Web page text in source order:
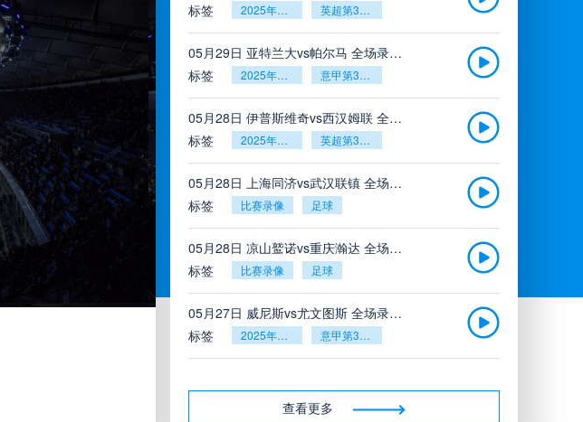
标签
2025年5月26日 英超第38轮
05月29日 亚特兰大vs帕尔马 全场录像回放
标签
2025年5月26日 意甲第38轮
05月28日 伊普斯维奇vs西汉姆联 全场录像回放
标签
2025年5月26日 英超第38轮
05月28日 上海同济vs武汉联镇 全场录像
标签
比赛录像 足球
05月28日 凉山鹫诺vs重庆瀚达 全场录像
标签
比赛录像 足球
05月27日 威尼斯vs尤文图斯 全场录像回放
标签
2025年5月26日 意甲第38轮
查看更多